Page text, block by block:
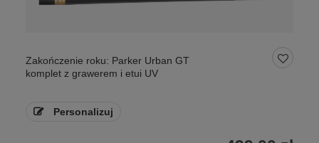
Zakończenie roku: Parker Urban GT
komplet z grawerem i etui UV
Personalizuj